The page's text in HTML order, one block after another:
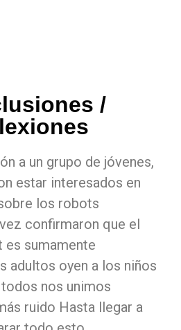
/
a un grupo de jóvenes,
estar interesados en
los robots
confirmaron que el
sumamente
adultos oyen a los niños
nos unimos
ruido Hasta llegar a